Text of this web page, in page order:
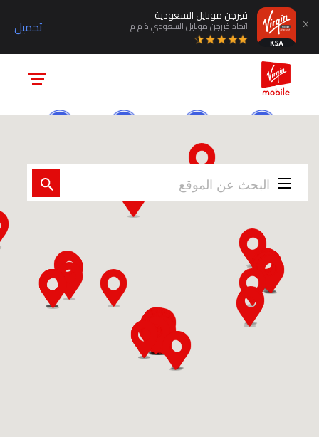
تحميل
فيرجن موبايل السعودية
اتحاد فيرجن موبايل السعودي ذ م م
الشحن السريع